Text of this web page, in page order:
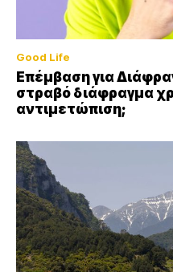
Good Life
Επέμβαση για
στραβό διάφραγμα
αντιμετώπιση;